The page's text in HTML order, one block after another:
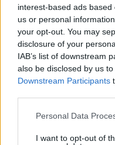
interest-based ads
us or personal
your opt-out. You may
disclosure of your
IAB’s list of downstream
also be disclosed by us
Downstream Participants
Please note that this
not limited to your visit or
Personal Data
I want to opt-out of
Όποιος έρχεται, όλο
κρέατα τα παίρνω
Aν μου έρθει κανένα
στέλνουν όμως πολλά
απάκια, λουκάνικα,